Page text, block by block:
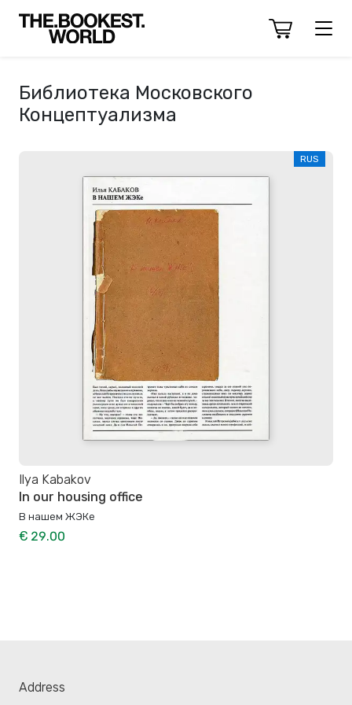
Библиотека Московского
Концептуализма
RUS
Ilya Kabakov
In our housing office
В нашем ЖЭКе
€ 29.00
Address